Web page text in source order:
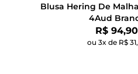
Blusa Hering De
4Aud
Por:
R$ 94,90
ou 3x de R$